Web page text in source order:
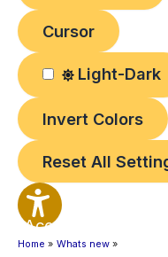
Cursor
Light-Dark
Invert Colors
Reset All
Accessibility
Options
Home Whats new